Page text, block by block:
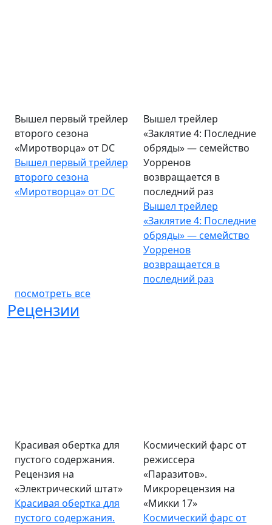
Вышел первый трейлер
второго сезона
«Миротворца» от DC
Вышел первый трейлер
второго сезона
«Миротворца» от DC
Вышел трейлер
«Заклятие 4: Последние
обряды» — семейство
Уорренов
возвращается в
последний раз
Вышел трейлер
«Заклятие 4: Последние
обряды» — семейство
Уорренов
возвращается в
последний раз
посмотреть все
Рецензии
Красивая обертка для
пустого содержания.
Рецензия на
«Электрический штат»
Красивая обертка для
пустого содержания.
Космический фарс от
режиссера
«Паразитов».
Микрорецензия на
«Микки 17»
Космический фарс от